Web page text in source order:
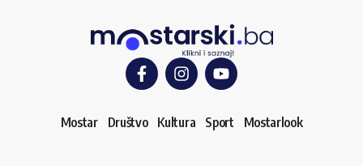
Mostar Društvo Kultura Sport Mostarlook